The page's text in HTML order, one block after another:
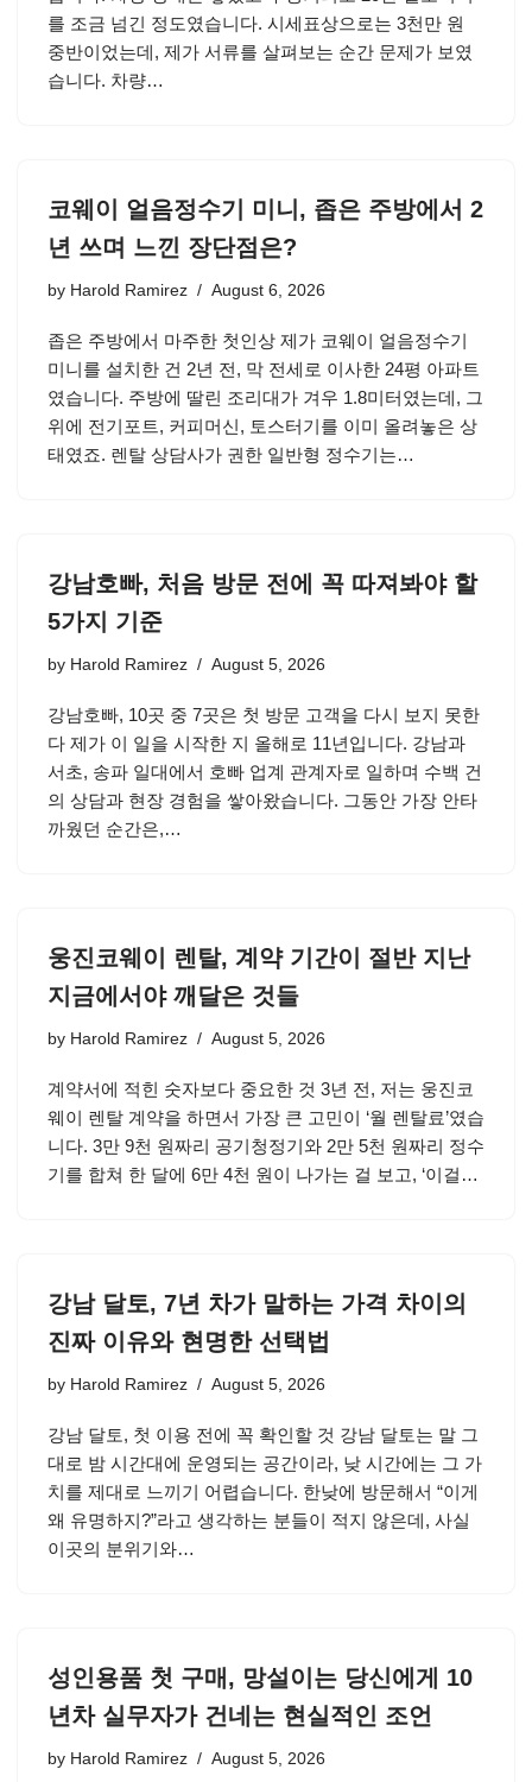
를 조금 넘긴 정도였습니다. 시세표상으로는 3천만 원
중반이었는데, 제가 서류를 살펴보는 순간 문제가 보였
습니다. 차량…
코웨이 얼음정수기 미니, 좁은 주방에서 2
년 쓰며 느낀 장단점은?
by Harold Ramirez August 6, 2026
좁은 주방에서 마주한 첫인상 제가 코웨이 얼음정수기
미니를 설치한 건 2년 전, 막 전세로 이사한 24평 아파트
였습니다. 주방에 딸린 조리대가 겨우 1.8미터였는데, 그
위에 전기포트, 커피머신, 토스터기를 이미 올려놓은 상
태였죠. 렌탈 상담사가 권한 일반형 정수기는…
강남호빠, 처음 방문 전에 꼭 따져봐야 할
5가지 기준
by Harold Ramirez August 5, 2026
강남호빠, 10곳 중 7곳은 첫 방문 고객을 다시 보지 못한
다 제가 이 일을 시작한 지 올해로 11년입니다. 강남과
서초, 송파 일대에서 호빠 업계 관계자로 일하며 수백 건
의 상담과 현장 경험을 쌓아왔습니다. 그동안 가장 안타
까웠던 순간은,…
웅진코웨이 렌탈, 계약 기간이 절반 지난
지금에서야 깨달은 것들
by Harold Ramirez August 5, 2026
계약서에 적힌 숫자보다 중요한 것 3년 전, 저는 웅진코
웨이 렌탈 계약을 하면서 가장 큰 고민이 ‘월 렌탈료’였습
니다. 3만 9천 원짜리 공기청정기와 2만 5천 원짜리 정수
기를 합쳐 한 달에 6만 4천 원이 나가는 걸 보고, ‘이걸…
강남 달토, 7년 차가 말하는 가격 차이의
진짜 이유와 현명한 선택법
by Harold Ramirez August 5, 2026
강남 달토, 첫 이용 전에 꼭 확인할 것 강남 달토는 말 그
대로 밤 시간대에 운영되는 공간이라, 낮 시간에는 그 가
치를 제대로 느끼기 어렵습니다. 한낮에 방문해서 “이게
왜 유명하지?”라고 생각하는 분들이 적지 않은데, 사실
이곳의 분위기와…
성인용품 첫 구매, 망설이는 당신에게 10
년차 실무자가 건네는 현실적인 조언
by Harold Ramirez August 5, 2026